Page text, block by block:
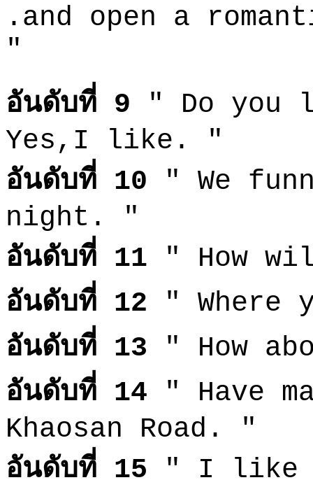
.and open a
"
อันดับที่ 9 " Do you
Yes,I like. "
อันดับที่ 10 " We
night. "
อันดับที่ 11 " How
อันดับที่ 12 " Where
อันดับที่ 13 " How
อันดับที่ 14 " Have
Khaosan Road. "
อันดับที่ 15 " I like